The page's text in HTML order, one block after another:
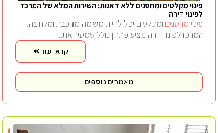
פינוי מקלטים ומחסנים ללא דאגות: השירות המלא של המרכז
לפינוי דירה
פינוי מחסנים ומקלטים יכול להיות משימה מורכבת ומלחיצה.
המרכז לפינוי דירה מציע פתרון כולל שמסיר את..
קראו עוד
מאמרים נוספים